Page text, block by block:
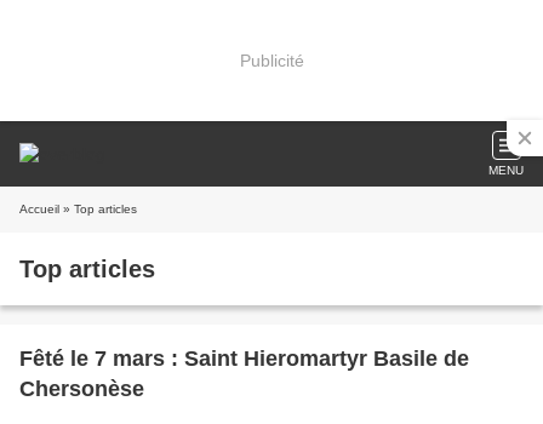
Publicité
MENU
Accueil » Top articles
Top articles
Fêté le 7 mars : Saint Hieromartyr Basile de
Chersonèse